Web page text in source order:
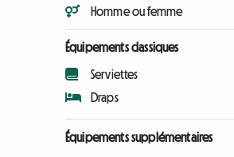
Homme ou femme
Équipements classiques
Serviettes
Draps
Équipements supplémentaires